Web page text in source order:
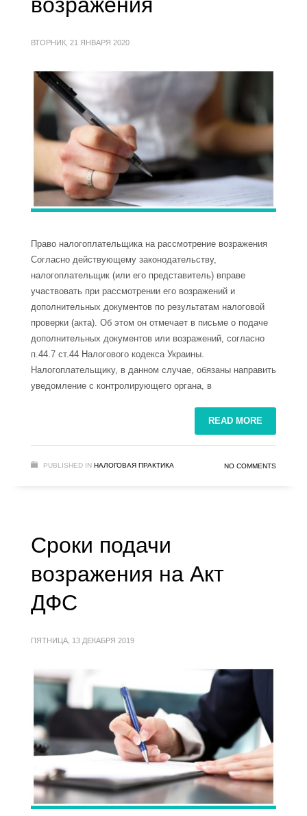
возражения
ВТОРНИК, 21 ЯНВАРЯ 2020
Право налогоплательщика на рассмотрение возражения
Согласно действующему законодательству,
налогоплательщик (или его представитель) вправе
участвовать при рассмотрении его возражений и
дополнительных документов по результатам налоговой
проверки (акта). Об этом он отмечает в письме о подаче
дополнительных документов или возражений, согласно
п.44.7 ст.44 Налогового кодекса Украины.
Налогоплательщику, в данном случае, обязаны направить
уведомление с контролирующего органа, в
READ MORE
PUBLISHED IN НАЛОГОВАЯ ПРАКТИКА NO COMMENTS
Сроки подачи
возражения на Акт
ДФС
ПЯТНИЦА, 13 ДЕКАБРЯ 2019